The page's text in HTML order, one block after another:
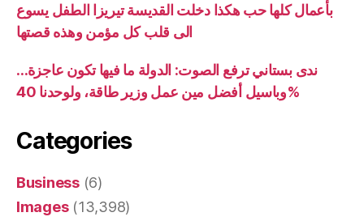
بأعمال كلها حب هكذا دخلت القديسة تيريزا الطفل يسوع
الى قلب كل مؤمن وهذه قصتها
ندى بستاني ترفع الصوت: الدولة ما فيها تكون عاجزة…
وباسيل أفضل مين عمل وزير طاقة، ولوحدنا 40%
Categories
Business(6)
Images(13,398)